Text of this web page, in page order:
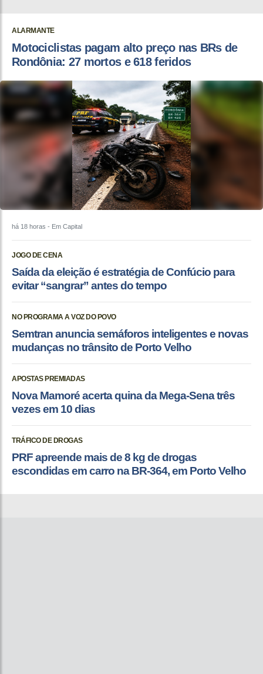
ALARMANTE
Motociclistas pagam alto preço nas BRs de
Rondônia: 27 mortos e 618 feridos
há 18 horas - Em Capital
JOGO DE CENA
Saída da eleição é estratégia de Confúcio para
evitar “sangrar” antes do tempo
NO PROGRAMA A VOZ DO POVO
Semtran anuncia semáforos inteligentes e novas
mudanças no trânsito de Porto Velho
APOSTAS PREMIADAS
Nova Mamoré acerta quina da Mega-Sena três
vezes em 10 dias
TRÁFICO DE DROGAS
PRF apreende mais de 8 kg de drogas
escondidas em carro na BR-364, em Porto Velho